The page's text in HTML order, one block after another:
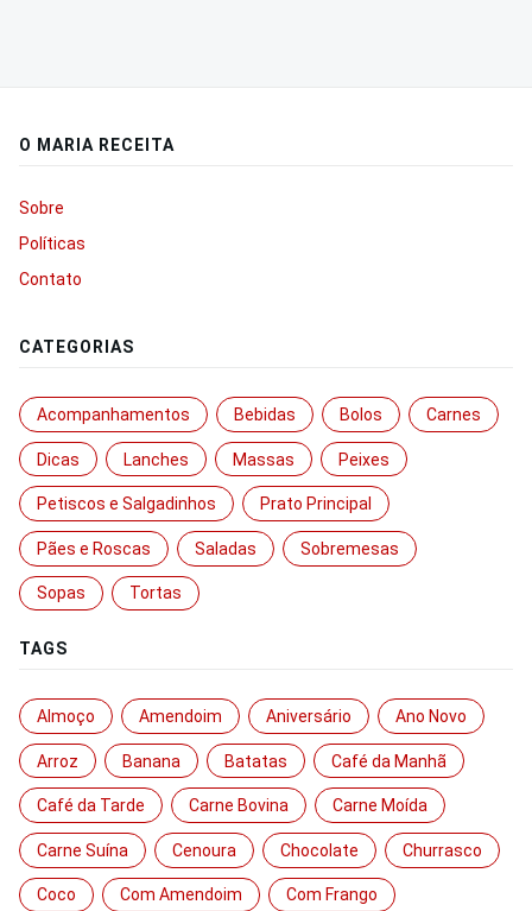
O MARIA RECEITA
Sobre
Políticas
Contato
CATEGORIAS
Acompanhamentos Bebidas Bolos Carnes
Dicas Lanches Massas Peixes
Petiscos e Salgadinhos Prato Principal
Pães e Roscas Saladas Sobremesas
Sopas Tortas
TAGS
Almoço Amendoim Aniversário Ano Novo
Arroz Banana Batatas Café da Manhã
Café da Tarde Carne Bovina Carne Moída
Carne Suína Cenoura Chocolate Churrasco
Coco Com Amendoim Com Frango